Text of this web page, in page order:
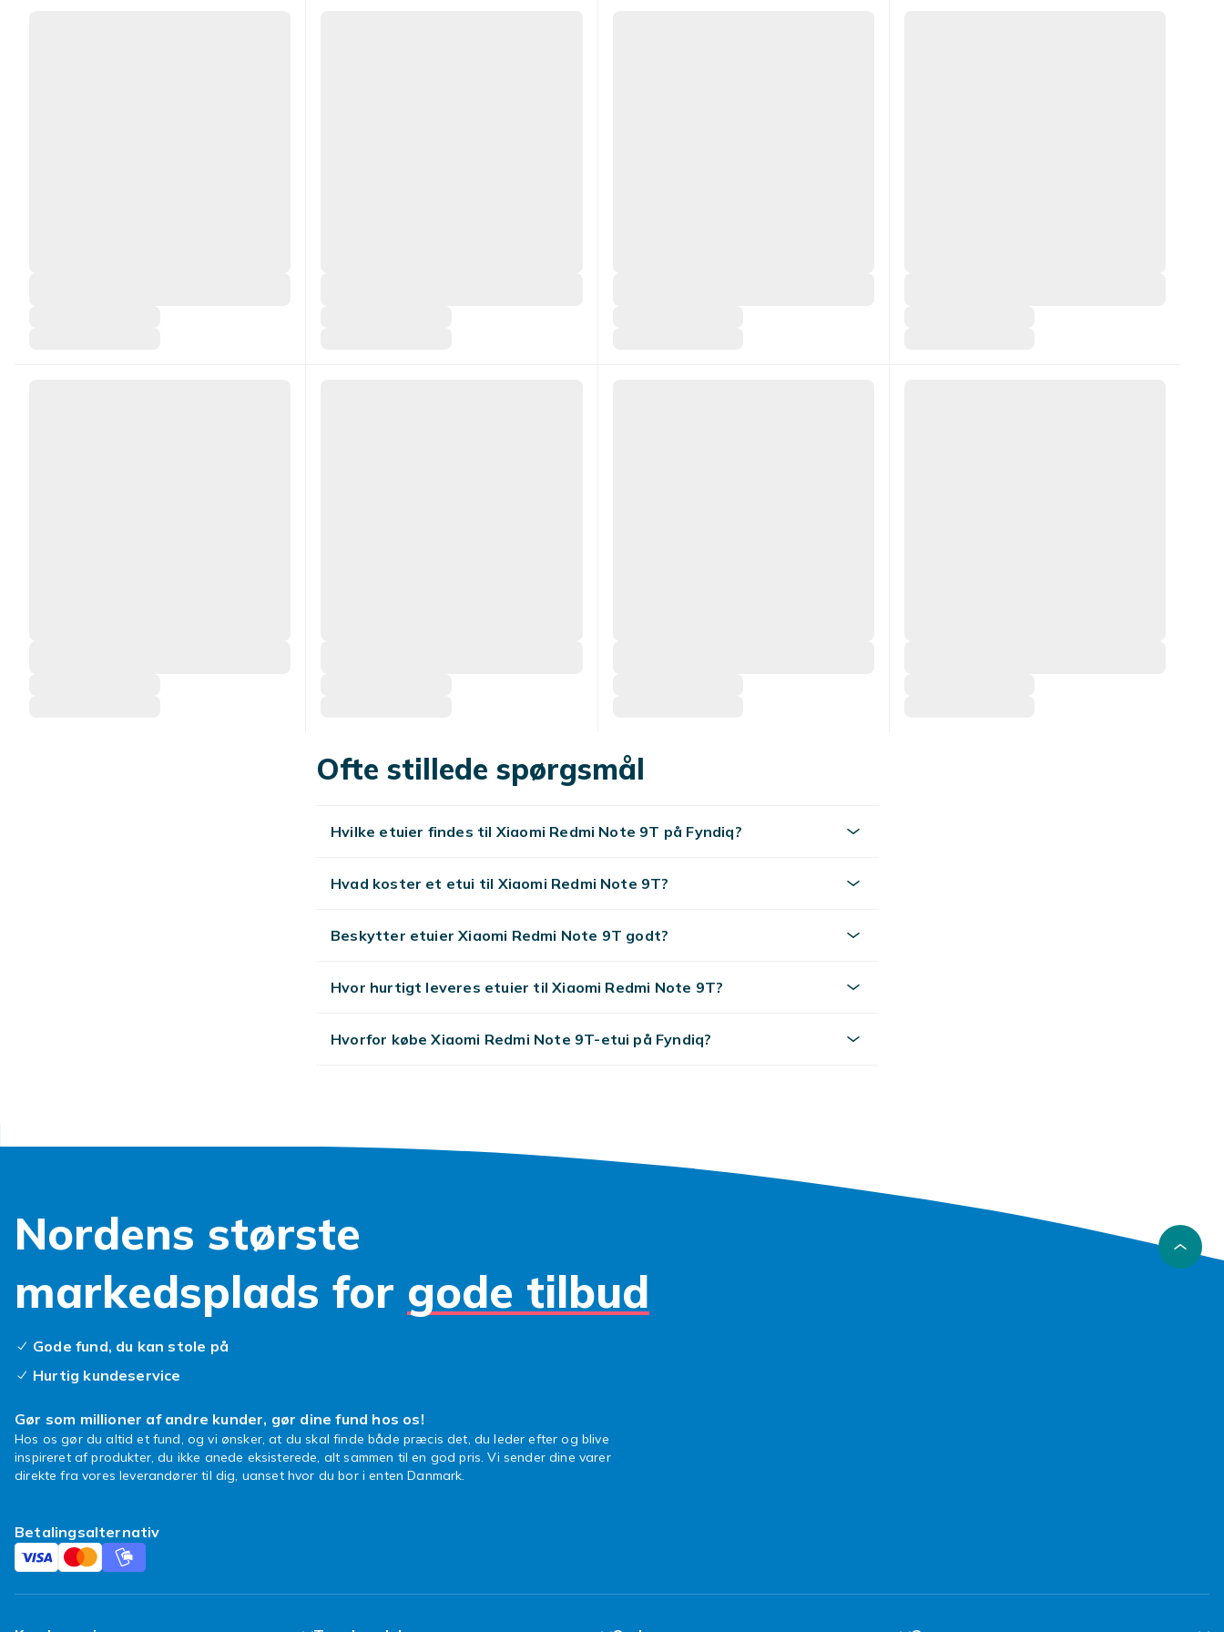
Ofte stillede spørgsmål
Hvilke etuier findes til Xiaomi Redmi Note 9T på Fyndiq?
Hvad koster et etui til Xiaomi Redmi Note 9T?
Beskytter etuier Xiaomi Redmi Note 9T godt?
Hvor hurtigt leveres etuier til Xiaomi Redmi Note 9T?
Hvorfor købe Xiaomi Redmi Note 9T-etui på Fyndiq?
Nordens største
markedsplads for gode tilbud
Gode fund, du kan stole på
Hurtig kundeservice
Gør som millioner af andre kunder, gør dine fund hos os!
Hos os gør du altid et fund, og vi ønsker, at du skal finde både præcis det, du leder efter og blive
inspireret af produkter, du ikke anede eksisterede, alt sammen til en god pris. Vi sender dine varer
direkte fra vores leverandører til dig, uanset hvor du bor i enten Danmark.
Betalingsalternativ